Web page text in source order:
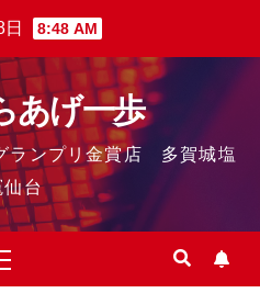
8:48 AM
あげ一歩
ランプリ金賞店 多賀城塩
仙台